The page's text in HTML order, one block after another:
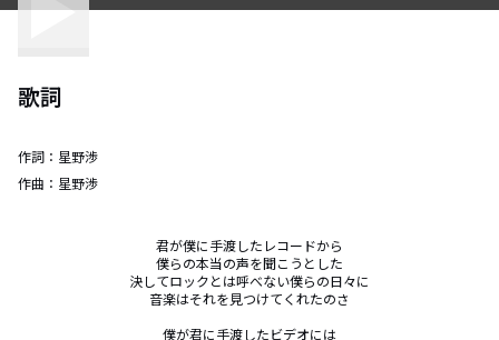
歌詞
作詞： 星野渉
作曲： 星野渉
君が僕に手渡したレコードから
僕らの本当の声を聞こうとした
決してロックとは呼べない僕らの日々に
音楽はそれを見つけてくれたのさ
僕が君に手渡したビデオには